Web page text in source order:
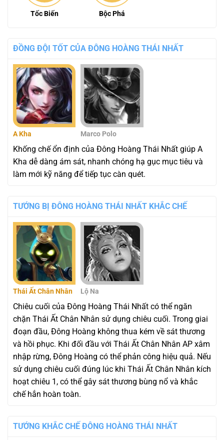
Tốc Biến Bộc Phá
ĐỒNG ĐỘI TỐT CỦA ĐÔNG HOÀNG THÁI NHẤT
A Kha Marco Polo
Khống chế ổn định của Đông Hoàng Thái Nhất giúp A
Kha dễ dàng ám sát, nhanh chóng hạ gục mục tiêu và
làm mới kỹ năng để tiếp tục càn quét.
TƯỚNG BỊ ĐÔNG HOÀNG THÁI NHẤT KHẮC CHẾ
Thái Ất Chân Nhân Lộ Na
Chiêu cuối của Đông Hoàng Thái Nhất có thể ngăn
chặn Thái Ất Chân Nhân sử dụng chiêu cuối. Trong giai
đoạn đầu, Đông Hoàng không thua kém về sát thương
và hồi phục. Khi đối đầu với Thái Ất Chân Nhân AP xâm
nhập rừng, Đông Hoàng có thể phản công hiệu quả. Nếu
sử dụng chiêu cuối đúng lúc khi Thái Ất Chân Nhân kích
hoạt chiêu 1, có thể gây sát thương bùng nổ và khắc
chế hắn hoàn toàn.
TƯỚNG KHẮC CHẾ ĐÔNG HOÀNG THÁI NHẤT